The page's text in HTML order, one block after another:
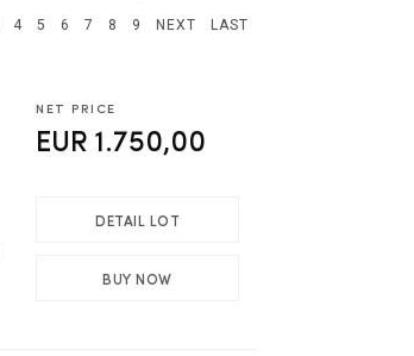
4 5 6 7 8 9 NEXT LAST
NET PRICE
EUR 1.750,00
DETAIL LOT
BUY NOW